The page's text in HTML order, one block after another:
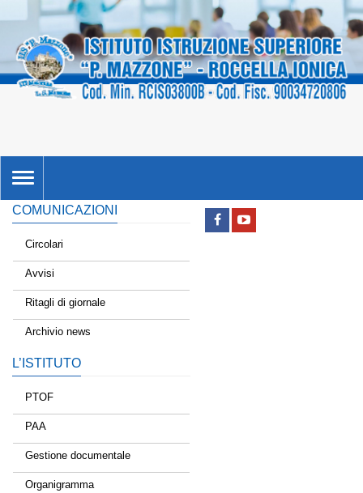
TOGGLE
NAVIGATION
COMUNICAZIONI
Circolari
Avvisi
Ritagli di giornale
Archivio news
L’ISTITUTO
PTOF
PAA
Gestione documentale
Organigramma